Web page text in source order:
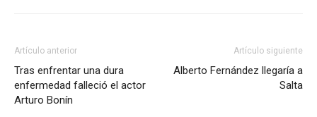
Artículo anterior
Tras enfrentar una dura
enfermedad falleció el actor
Arturo Bonín
Artículo siguiente
Alberto Fernández llegaría a
Salta